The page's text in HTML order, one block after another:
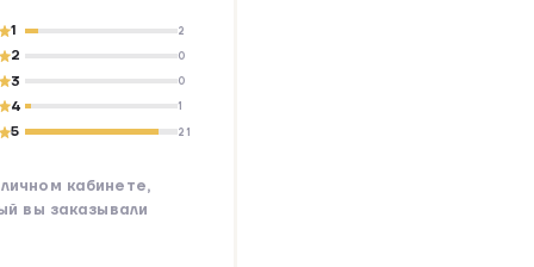
1 2
2 0
3 0
4 1
5 21
кабинете,
вы заказывали